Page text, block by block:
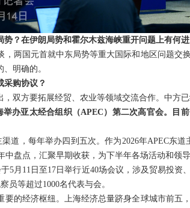
？在伊朗局势和霍尔木兹海峡重开问题上有何进
两国元首就中东局势等重大国际和地区问题交
明确的。
采购协议？
双方要拓展经贸、农业等领域交流合作。中方已
办亚太经合组织（APEC）第二次高官会。目
道，每年举办四到五次。作为2026年APEC东
盘点，汇聚早期收获，为下半年各场活动和领
5月11日至17日举行近40场会议，涉及贸易投资
员等超过1000名代表与会。
的经济枢纽。上海经济总量跻身全球城市前五